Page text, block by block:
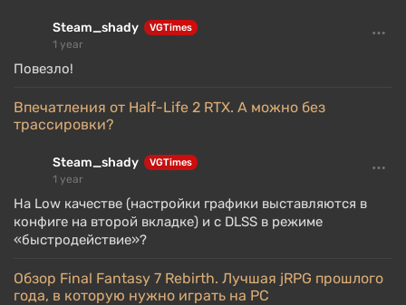
Steam_shady VGTimes
1 year
Повезло!
Впечатления от Half-Life 2 RTX. А можно без
трассировки?
Steam_shady VGTimes
1 year
На Low качестве (настройки графики выставляются в
конфиге на второй вкладке) и с DLSS в режиме
«быстродействие»?
Обзор Final Fantasy 7 Rebirth. Лучшая jRPG прошлого
года, в которую нужно играть на PC